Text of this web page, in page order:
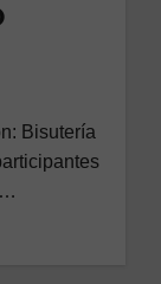
Bisutería